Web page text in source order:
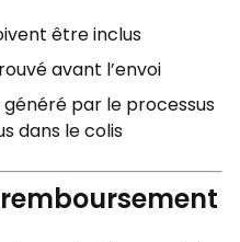
être inclus
avant l’envoi
par le processus
dans le colis